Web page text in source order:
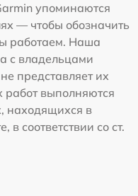
упоминаются
— чтобы обозначить
работаем. Наша
с владельцами
представляет их
выполняются
находящихся в
соответствии со ст.